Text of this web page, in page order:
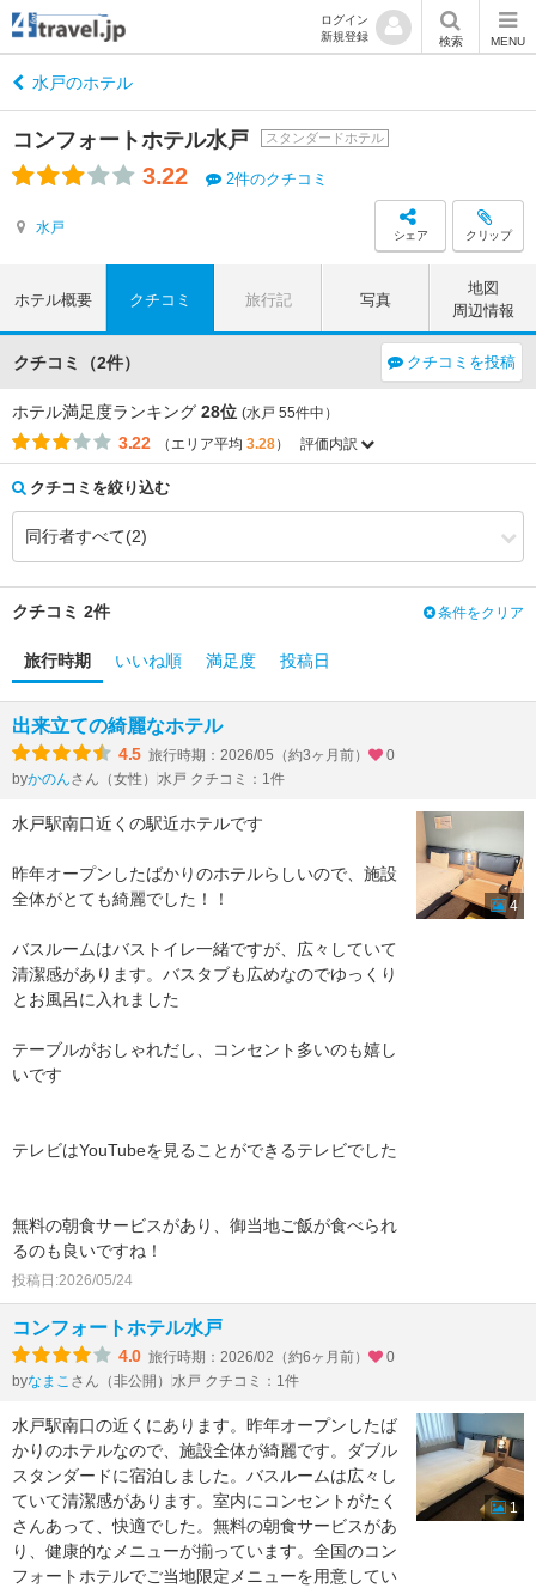
ログイン
新規登録
検索 MENU
水戸のホテル
コンフォートホテル水戸 スタンダードホテル
3.22 2件のクチコミ
水戸 シェア クリップ
ホテル概要 クチコミ 旅行記 写真
地図
周辺情報
クチコミ（2件） クチコミを投稿
ホテル満足度ランキング 28位 (水戸 55件中）
3.22 （エリア平均 3.28）
評価内訳
評価項目
エリア平均
このホテルの平均
アクセス
コストパフォーマンス
接客対応 3.81 0.00（-3.81）
風呂
食事・ドリンク
クチコミを絞り込む
クチコミ 2件 条件をクリア
旅行時期 いいね順 満足度 投稿日
出来立ての綺麗なホテル
4.5 旅行時期：2026/05（約3ヶ月前）
0
byかのんさん（女性） 水戸 クチコミ：1件
水戸駅南口近くの駅近ホテルです
昨年オープンしたばかりのホテルらしいので、施設
全体がとても綺麗でした！！
バスルームはバストイレ一緒ですが、広々していて
清潔感があります。バスタブも広めなのでゆっくり
とお風呂に入れました
テーブルがおしゃれだし、コンセント多いのも嬉し
いです
テレビはYouTubeを見ることができるテレビでした
無料の朝食サービスがあり、御当地ご飯が食べられ
るのも良いですね！
投稿日:2026/05/24
4
コンフォートホテル水戸
4.0 旅行時期：2026/02（約6ヶ月前）
0
byなまこ さん（非公開） 水戸 クチコミ：1件
水戸駅南口の近くにあります。昨年オープンしたば
かりのホテルなので、施設全体が綺麗です。ダブル
スタンダードに宿泊しました。バスルームは広々し
ていて清潔感があります。室内にコンセントがたく
さんあって、快適でした。無料の朝食サービスがあ
り、健康的なメニューが揃っています。全国のコン
フォートホテルでご当地限定メニューを用意してい
1